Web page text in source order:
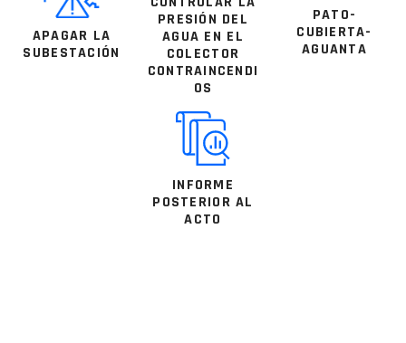
APAGAR LA
SUBESTACIÓN
PRESIÓN DEL
AGUA EN EL
COLECTOR
CONTRAINCENDI
OS
PATO-
CUBIERTA-
AGUANTA
INFORME
POSTERIOR AL
ACTO